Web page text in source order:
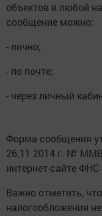
объектов в любой
сообщение можно:
- лично;
- по почте;
- через личный
Форма сообщения
26.11 2014 г. №
интернет-сайте ФНС
Важно отметить,
налогообложения